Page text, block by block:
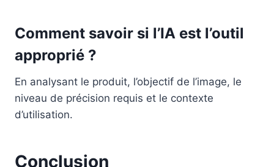
Comment savoir si l’IA est l’outil
approprié ?
En analysant le produit, l’objectif de l’image, le
niveau de précision requis et le contexte
d’utilisation.
Conclusion